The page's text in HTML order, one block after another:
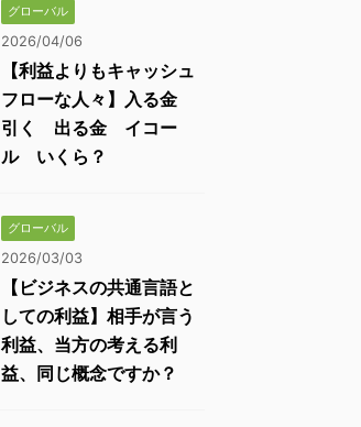
グローバル
2026/04/06
【利益よりもキャッシュ
フローな人々】入る金
引く 出る金 イコー
ル いくら？
グローバル
2026/03/03
【ビジネスの共通言語と
しての利益】相手が言う
利益、当方の考える利
益、同じ概念ですか？